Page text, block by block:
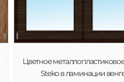
Цветное
Steko в ламинации